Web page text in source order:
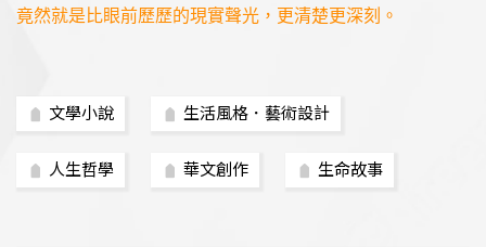
竟然就是比眼前歷歷的現實聲光，更清楚更深刻。
文學小說 生活風格．藝術設計
人生哲學 華文創作 生命故事